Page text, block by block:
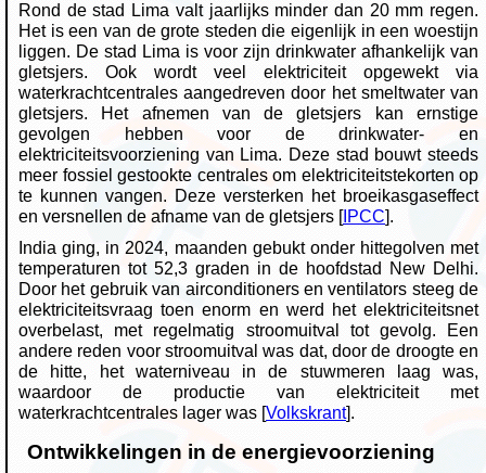
Rond de stad Lima valt jaarlijks minder dan 20 mm regen.
Het is een van de grote steden die eigenlijk in een woestijn
liggen. De stad Lima is voor zijn drinkwater afhankelijk van
gletsjers. Ook wordt veel elektriciteit opgewekt via
waterkrachtcentrales aangedreven door het smeltwater van
gletsjers. Het afnemen van de gletsjers kan ernstige
gevolgen hebben voor de drinkwater- en
elektriciteitsvoorziening van Lima. Deze stad bouwt steeds
meer fossiel gestookte centrales om elektriciteitstekorten op
te kunnen vangen. Deze versterken het broeikasgaseffect
en versnellen de afname van de gletsjers [IPCC].
India ging, in 2024, maanden gebukt onder hittegolven met
temperaturen tot 52,3 graden in de hoofdstad New Delhi.
Door het gebruik van airconditioners en ventilators steeg de
elektriciteitsvraag toen enorm en werd het elektriciteitsnet
overbelast, met regelmatig stroomuitval tot gevolg. Een
andere reden voor stroomuitval was dat, door de droogte en
de hitte, het waterniveau in de stuwmeren laag was,
waardoor de productie van elektriciteit met
waterkrachtcentrales lager was [Volkskrant].
Ontwikkelingen in de energievoorziening